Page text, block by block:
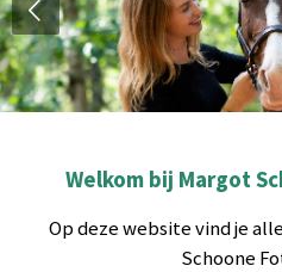
Welkom bij Margot
Op deze website vind je
Schoone